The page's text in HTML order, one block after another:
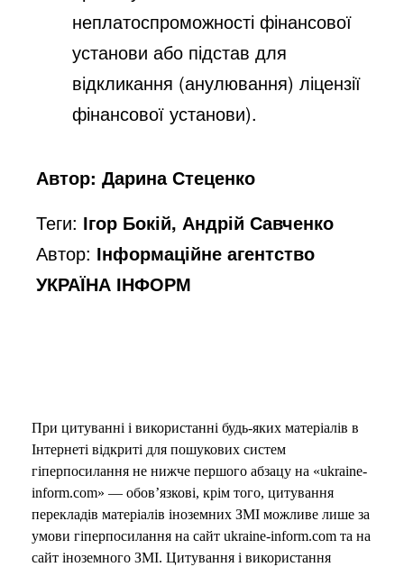
неплатоспроможності фінансової
установи або підстав для
відкликання (анулювання) ліцензії
фінансової установи).
Автор: Дарина Стеценко
Теги: Ігор Бокій, Андрій Савченко
Автор: Інформаційне агентство
УКРАЇНА ІНФОРМ
При цитуванні і використанні будь-яких матеріалів в
Інтернеті відкриті для пошукових систем
гіперпосилання не нижче першого абзацу на «ukraine-
inform.com» — обов’язкові, крім того, цитування
перекладів матеріалів іноземних ЗМІ можливе лише за
умови гіперпосилання на сайт ukraine-inform.com та на
сайт іноземного ЗМІ. Цитування і використання